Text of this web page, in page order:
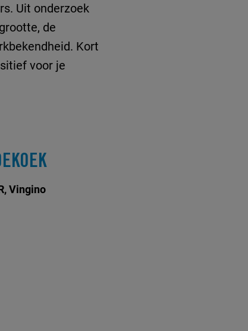
Uit onderzoek
de
Kort
voor je
Vingino